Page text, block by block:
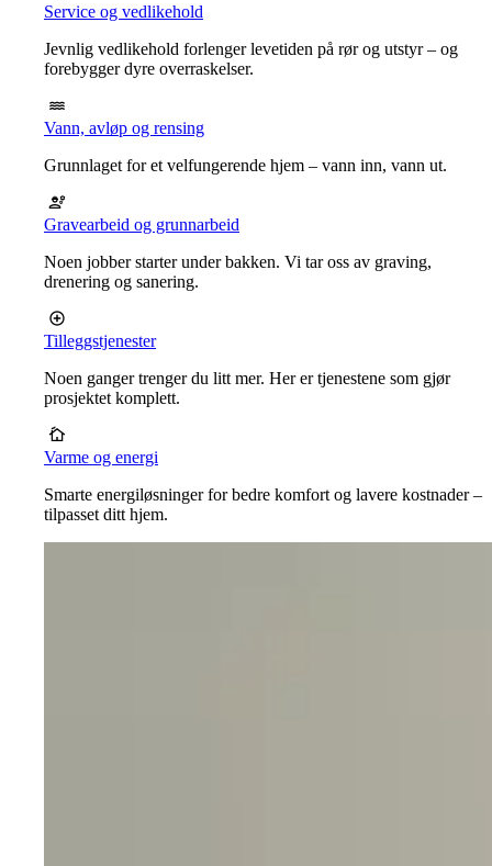
Service og vedlikehold
Jevnlig vedlikehold forlenger levetiden på rør og utstyr – og
forebygger dyre overraskelser.
Vann, avløp og rensing
Grunnlaget for et velfungerende hjem – vann inn, vann ut.
Gravearbeid og grunnarbeid
Noen jobber starter under bakken. Vi tar oss av graving,
drenering og sanering.
Tilleggstjenester
Noen ganger trenger du litt mer. Her er tjenestene som gjør
prosjektet komplett.
Varme og energi
Smarte energiløsninger for bedre komfort og lavere kostnader –
tilpasset ditt hjem.